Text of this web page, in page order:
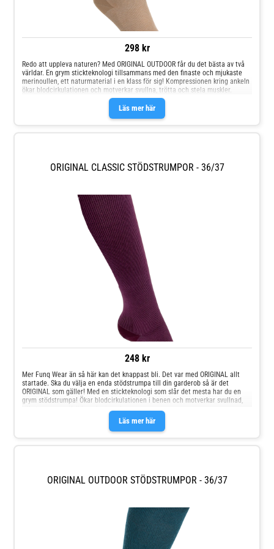
298 kr
Läs mer här
Redo att uppleva naturen? Med ORIGINAL OUTDOOR får du det bästa av två
världar. En grym stickteknologi tillsammans med den finaste och mjukaste
merinoullen, ett naturmaterial i en klass för sig! Kompressionen kring ankeln
ökar blodcirkulationen och motverkar svullna, trötta och stela muskler.
ORIGINAL CLASSIC STÖDSTRUMPOR - 36/37
248 kr
Läs mer här
Mer Funq Wear än så här kan det knappast bli. Det var med ORIGINAL allt
startade. Ska du välja en enda stödstrumpa till din garderob så är det
ORIGINAL som gäller! Med en stickteknologi som slår det mesta har du en
grym stödstrumpa! Ökar blodcirkulationen i benen och motverkar svullnad,
vilket ger energifyllda och pigga ben.
ORIGINAL OUTDOOR STÖDSTRUMPOR - 36/37